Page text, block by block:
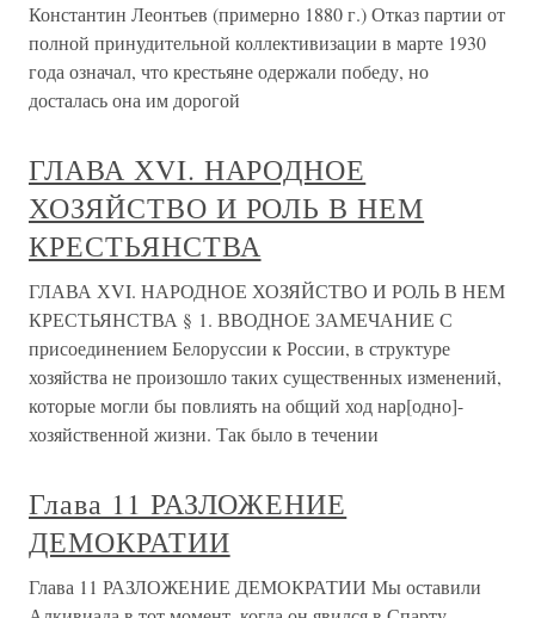
Константин Леонтьев (примерно 1880 г.) Отказ партии от
полной принудительной коллективизации в марте 1930
года означал, что крестьяне одержали победу, но
досталась она им дорогой
ГЛАВА ХVI. НАРОДНОЕ
ХОЗЯЙСТВО И РОЛЬ В НЕМ
КРЕСТЬЯНСТВА
ГЛАВА ХVI. НАРОДНОЕ ХОЗЯЙСТВО И РОЛЬ В НЕМ
КРЕСТЬЯНСТВА § 1. ВВОДНОЕ ЗАМЕЧАНИЕ С
присоединением Белоруссии к России, в структуре
хозяйства не произошло таких существенных изменений,
которые могли бы повлиять на общий ход нар[одно]-
хозяйственной жизни. Так было в течении
Глава 11 РАЗЛОЖЕНИЕ
ДЕМОКРАТИИ
Глава 11 РАЗЛОЖЕНИЕ ДЕМОКРАТИИ Мы оставили